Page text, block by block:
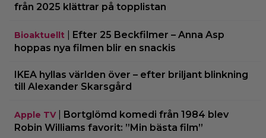
från 2025 klättrar på topplistan
Bioaktuellt
Efter 25 Beckfilmer – Anna Asp
hoppas nya filmen blir en snackis
IKEA hyllas världen över – efter briljant blinkning
till Alexander Skarsgård
Apple TV| Bortglömd komedi från 1984 blev
Robin Williams favorit: ”Min bästa film”